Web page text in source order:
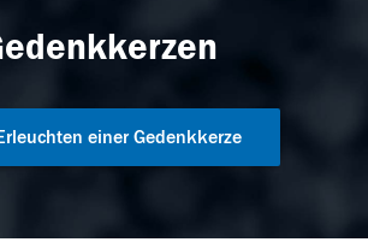
einer Gedenkkerze